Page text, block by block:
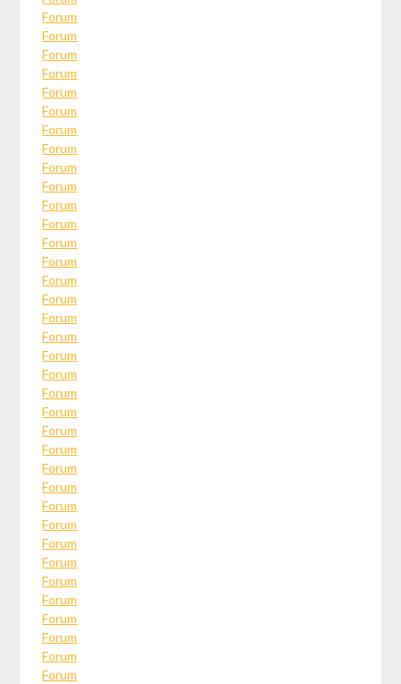
Forum
Forum
Forum
Forum
Forum
Forum
Forum
Forum
Forum
Forum
Forum
Forum
Forum
Forum
Forum
Forum
Forum
Forum
Forum
Forum
Forum
Forum
Forum
Forum
Forum
Forum
Forum
Forum
Forum
Forum
Forum
Forum
Forum
Forum
Forum
Forum